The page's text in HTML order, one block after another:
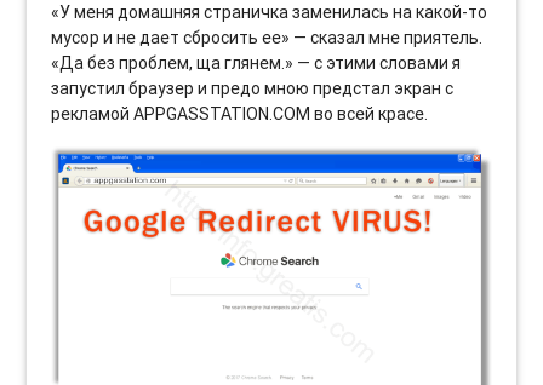
«У меня домашняя страничка заменилась на какой-то
мусор и не дает сбросить ее» — сказал мне приятель.
«Да без проблем, ща глянем.» — с этими словами я
запустил браузер и предо мною предстал экран с
рекламой APPGASSTATION.COM во всей красе.